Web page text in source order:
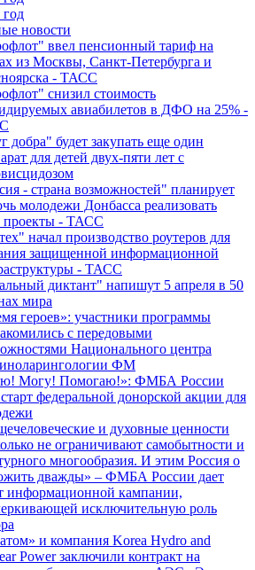
год
новости
ввел пенсионный тариф на
из Москвы, Санкт-Петербурга и
- ТАСС
снизил стоимость
авиабилетов в ДФО на 25% -
добра" будет закупать еще один
для детей двух-пяти лет с
- страна возможностей" планирует
молодежи Донбасса реализовать
проекты - ТАСС
начал производство роутеров для
защищенной информационной
- ТАСС
диктант" напишут 5 апреля в 50
мира
героев»: участники программы
с передовыми
Национального центра
ФМ
Могу! Помогаю!»: ФМБА России
старт федеральной донорской акции для
и духовные ценности
не ограничивают самобытности и
многообразия. И этим Россия о
дважды» – ФМБА России дает
информационной кампании,
исключительную роль
и компания Korea Hydro and
Power заключили контракт на